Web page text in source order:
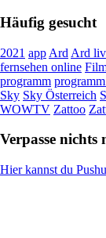
Häufig gesucht
2021 app Ard Ard
fernsehen online
programm
Sky Sky Österreich
WOWTV Zattoo
Verpasse nichts
Hier kannst du